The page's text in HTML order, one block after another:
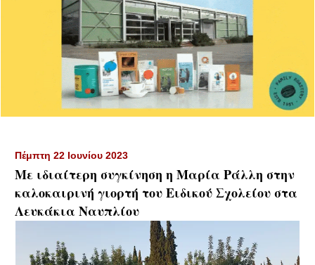
Πέμπτη 22 Ιουνίου 2023
Με ιδιαίτερη συγκίνηση η Μαρία Ράλλη στην
καλοκαιρινή γιορτή του Ειδικού Σχολείου στα
Λευκάκια Ναυπλίου